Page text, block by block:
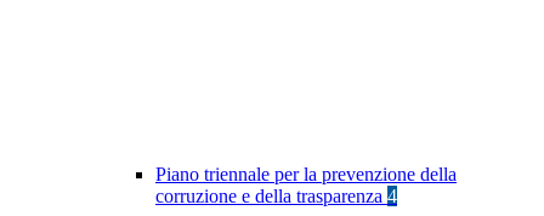
Piano triennale per la prevenzione della
corruzione e della trasparenza 4